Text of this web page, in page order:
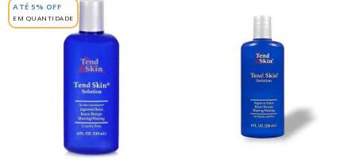
ATÉ 5% OFF
EM QUANTIDADE